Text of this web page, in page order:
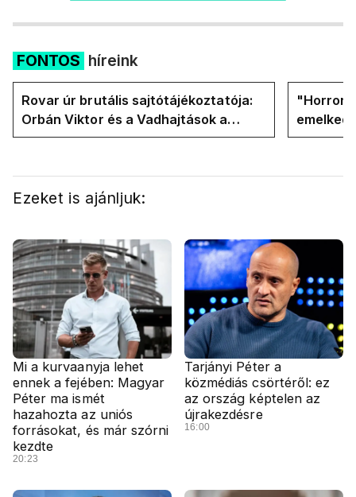
FONTOS híreink
Rovar úr brutális sajtótájékoztatója:
Orbán Viktor és a Vadhajtások a
felelős a kialakult helyzetért
"Horror
oldalán
Ezeket is ajánljuk:
Mi a kurvaanyja lehet
ennek a fejében: Magyar
Péter ma ismét
hazahozta az uniós
forrásokat, és már szórni
kezdte
20:23
Tarjányi Péter a
közmédiás csörtéről: ez
az ország képtelen az
újrakezdésre
16:00